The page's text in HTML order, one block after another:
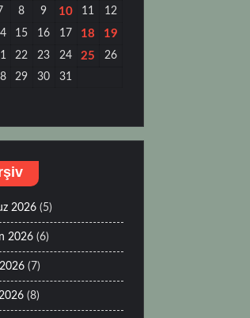
8 9 10 11
12
15 16 17 18 19
22 23 24 25
26
29 30
31
2026(5)
2026(6)
(7)
(8)